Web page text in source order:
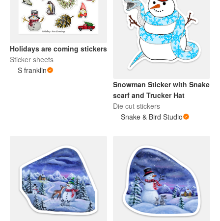
Holidays are coming stickers
Sticker sheets
S franklin
Snowman Sticker with Snake
scarf and Trucker Hat
Die cut stickers
Snake & Bird Studio